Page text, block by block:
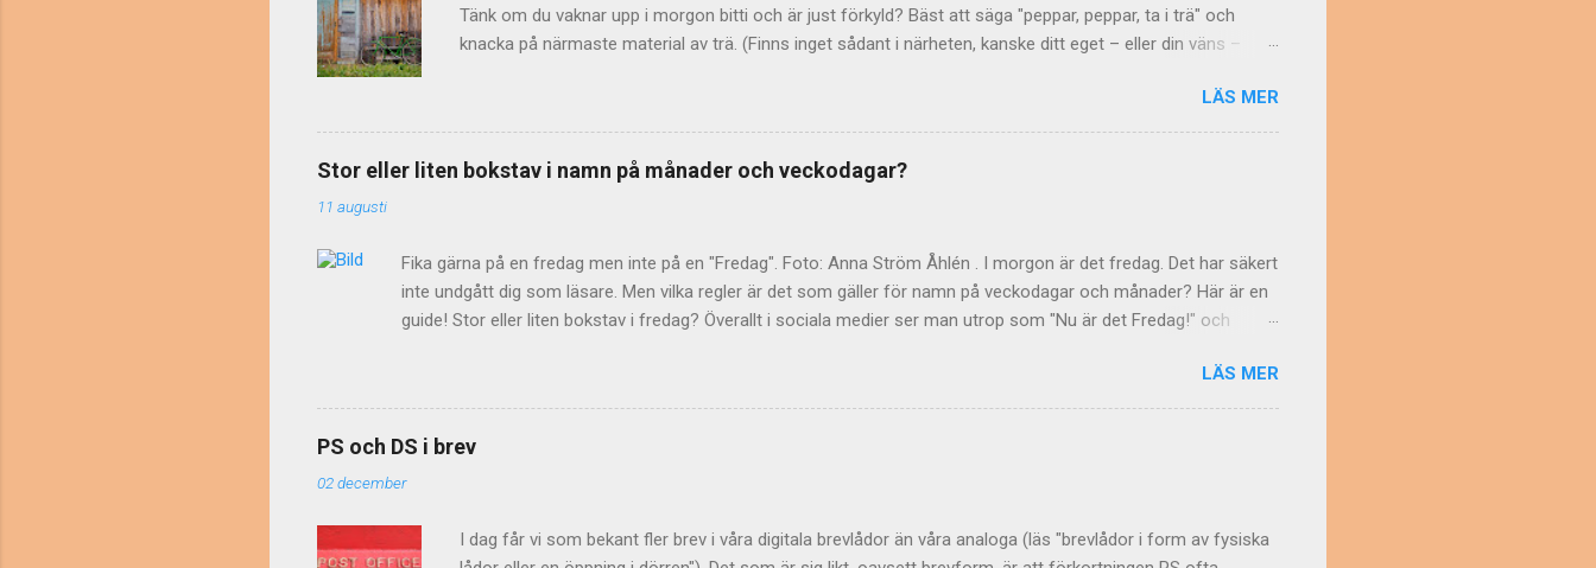
Tänk om du vaknar upp i morgon bitti och är just förkyld? Bäst att säga "peppar, peppar, ta i trä" och
knacka på närmaste material av trä. (Finns inget sådant i närheten, kanske ditt eget – eller din väns –
avskräckande kryddor på sin lycka, så att den inte ska locka till sig onda makter. Sedan urminnes tider har
ju människan föreställt sig att det finns illvilliga makter, som vill sätta stopp för lycka och framgång.
Genom att utföra olika riter vill man gardera sig och förhindra detta. Obehagligt klimat Men varför just
peppar? "Dra dit pepparn växer" var ett uttryck redan på 1700-talet. Troligen syftade man på Guyana ,
LÄS MER
Stor eller liten bokstav i namn på månader och veckodagar?
11 augusti
Fika gärna på en fredag men inte på en "Fredag". Foto: Anna Ström Åhlén . I morgon är det fredag. Det har säkert
inte undgått dig som läsare. Men vilka regler är det som gäller för namn på veckodagar och månader? Här är en
guide! Stor eller liten bokstav i fredag? Överallt i sociala medier ser man utrop som "Nu är det Fredag!" och
bokstav gäller i svenskan Regeln är enkel: Namn på veckodagar och månader ska inledas med liten bokstav i
svenskan. Stor bokstav gäller i engelskan Varför skriver då så många stor bokstav? Kanske är det engelskan
som förvillar, för där är det tvärtom. Att skriva Friday och August är helt korrekt. Men i Sverige heter det fredag
månaden, och skriver därför stor bokstav...
LÄS MER
PS och DS i brev
02 december
I dag får vi som bekant fler brev i våra digitala brevlådor än våra analoga (läs "brevlådor i form av fysiska